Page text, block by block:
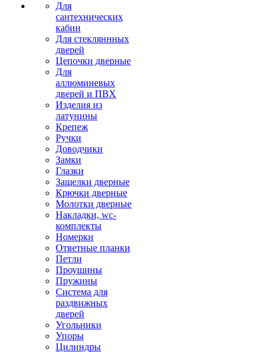
Для
сантехнических
кабин
Для стекляннных
дверей
Цепочки дверные
Для
аллюминевых
дверей и ПВХ
Изделия из
латунины
Крепеж
Ручки
Доводчики
Замки
Глазки
Защелки дверные
Крючки дверные
Молотки дверные
Накладки, wc-
комплекты
Номерки
Ответные планки
Петли
Проушины
Пружины
Система для
раздвижных
дверей
Угольники
Упоры
Цилиндры